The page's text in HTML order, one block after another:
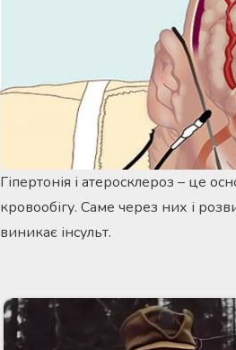
Гіпертонія і атеросклероз – це
кровообігу. Саме через них і
виникає інсульт.